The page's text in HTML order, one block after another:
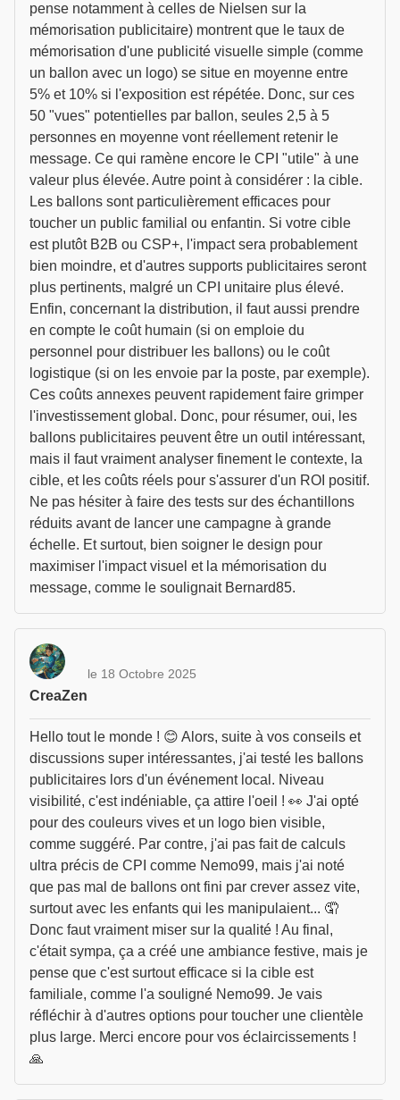
pense notamment à celles de Nielsen sur la
mémorisation publicitaire) montrent que le taux de
mémorisation d'une publicité visuelle simple (comme
un ballon avec un logo) se situe en moyenne entre
5% et 10% si l'exposition est répétée. Donc, sur ces
50 "vues" potentielles par ballon, seules 2,5 à 5
personnes en moyenne vont réellement retenir le
message. Ce qui ramène encore le CPI "utile" à une
valeur plus élevée. Autre point à considérer : la cible.
Les ballons sont particulièrement efficaces pour
toucher un public familial ou enfantin. Si votre cible
est plutôt B2B ou CSP+, l'impact sera probablement
bien moindre, et d'autres supports publicitaires seront
plus pertinents, malgré un CPI unitaire plus élevé.
Enfin, concernant la distribution, il faut aussi prendre
en compte le coût humain (si on emploie du
personnel pour distribuer les ballons) ou le coût
logistique (si on les envoie par la poste, par exemple).
Ces coûts annexes peuvent rapidement faire grimper
l'investissement global. Donc, pour résumer, oui, les
ballons publicitaires peuvent être un outil intéressant,
mais il faut vraiment analyser finement le contexte, la
cible, et les coûts réels pour s'assurer d'un ROI positif.
Ne pas hésiter à faire des tests sur des échantillons
réduits avant de lancer une campagne à grande
échelle. Et surtout, bien soigner le design pour
maximiser l'impact visuel et la mémorisation du
message, comme le soulignait Bernard85.
CreaZen
le 18 Octobre 2025
Hello tout le monde ! 😊 Alors, suite à vos conseils et
discussions super intéressantes, j'ai testé les ballons
publicitaires lors d'un événement local. Niveau
visibilité, c'est indéniable, ça attire l'oeil ! 👀 J'ai opté
pour des couleurs vives et un logo bien visible,
comme suggéré. Par contre, j'ai pas fait de calculs
ultra précis de CPI comme Nemo99, mais j'ai noté
que pas mal de ballons ont fini par crever assez vite,
surtout avec les enfants qui les manipulaient... 🤦
Donc faut vraiment miser sur la qualité ! Au final,
c'était sympa, ça a créé une ambiance festive, mais je
pense que c'est surtout efficace si la cible est
familiale, comme l'a souligné Nemo99. Je vais
réfléchir à d'autres options pour toucher une clientèle
plus large. Merci encore pour vos éclaircissements !
🙏